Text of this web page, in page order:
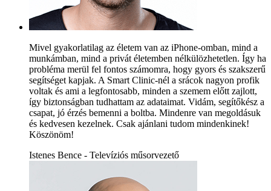
Mivel gyakorlatilag az életem van az iPhone-omban, mind a
munkámban, mind a privát életemben nélkülözhetetlen. Így ha
probléma merül fel fontos számomra, hogy gyors és szakszerű
segítséget kapjak. A Smart Clinic-nél a srácok nagyon profik
voltak és ami a legfontosabb, minden a szemem előtt zajlott,
így biztonságban tudhattam az adataimat. Vidám, segítőkész a
csapat, jó érzés bemenni a boltba. Mindenre van megoldásuk
és kedvesen kezelnek. Csak ajánlani tudom mindenkinek!
Köszönöm!
Istenes Bence - Televíziós műsorvezető